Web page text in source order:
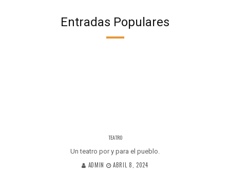
Entradas Populares
TEATRO
Un teatro por y para el pueblo.
ADMIN ABRIL 8, 2024